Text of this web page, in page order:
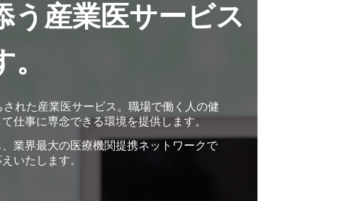
う産業医サービス
れた産業医サービス。職場で働く人の健
仕事に専念できる環境を提供します。
業界最大の医療機関提携ネットワークで
いたします。